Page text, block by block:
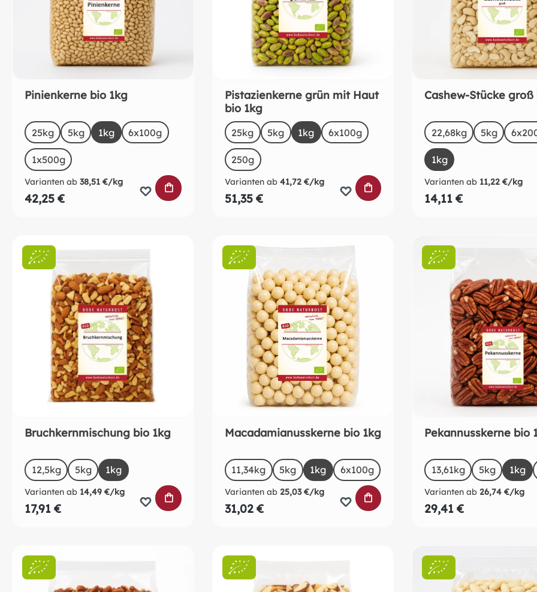
Pinienkerne bio 1kg
Sizeauswählen
25kg 5kg 1kg 6x100g
1x500g
Varianten ab 38,51 €/kg
42,25 €
IN DEN WARENKORB
Pistazienkerne grün mit Haut
bio 1kg
Sizeauswählen
25kg 5kg 1kg 6x100g
250g
Varianten ab 41,72 €/kg
51,35 €
IN DEN WARENKORB
Cashew-Stücke groß
Sizeauswählen
22,68kg 5kg
1kg
Varianten ab 11,22 €/kg
14,11 €
Bruchkernmischung bio 1kg
Sizeauswählen
12,5kg 5kg 1kg
Varianten ab 14,49 €/kg
17,91 €
IN DEN WARENKORB
Macadamianusskerne bio 1kg
Sizeauswählen
11,34kg 5kg 1kg 6x100g
Varianten ab 25,03 €/kg
31,02 €
IN DEN WARENKORB
Pekannusskerne bio
Sizeauswählen
13,61kg(Diese Option ist
5kg 1kg
Varianten ab 26,74 €/kg
29,41 €